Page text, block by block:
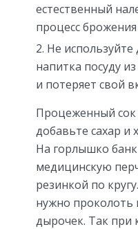
естественный
процесс
Не используйте
напитка посуду
и потеряет свой
Процеженный сок
добавьте сахар
На горлышко
медицинскую
резинкой по
нужно проколоть
дырочек. Так при